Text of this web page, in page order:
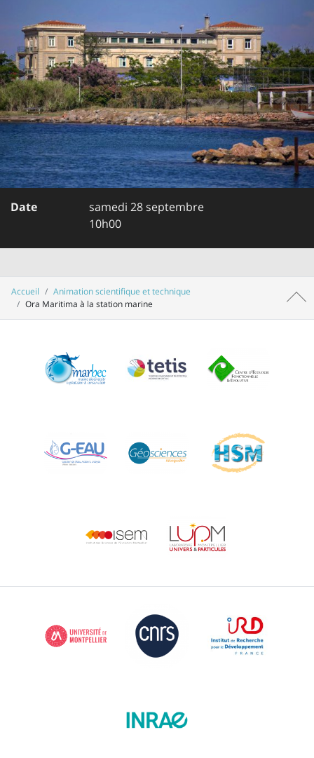
Date
samedi 28 septembre
10h00
Accueil
Animation scientifique et technique
Ora Maritima à la station marine